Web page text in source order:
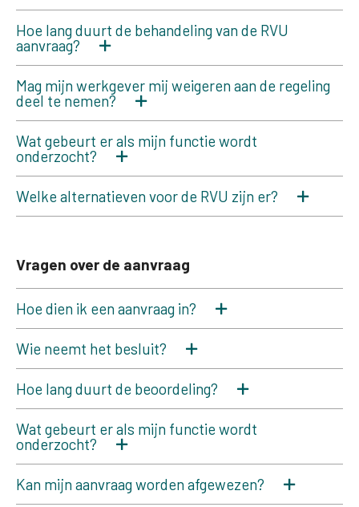
Hoe lang duurt de behandeling van de RVU
aanvraag?
Mag mijn werkgever mij weigeren aan de regeling
deel te nemen?
Wat gebeurt er als mijn functie wordt
onderzocht?
Welke alternatieven voor de RVU zijn er?
Vragen over de aanvraag
Hoe dien ik een aanvraag in?
Wie neemt het besluit?
Hoe lang duurt de beoordeling?
Wat gebeurt er als mijn functie wordt
onderzocht?
Kan mijn aanvraag worden afgewezen?